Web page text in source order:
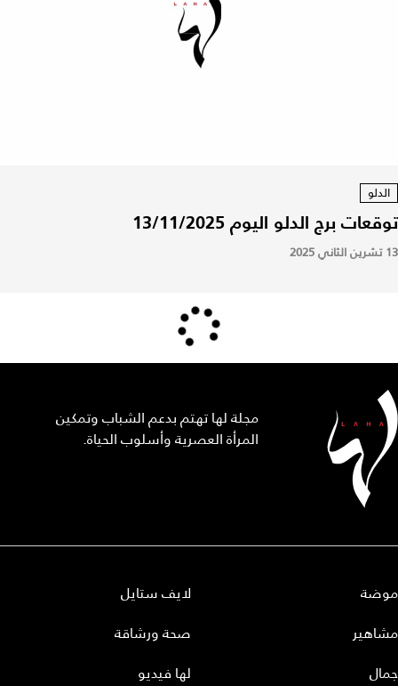
الدلو
توقعات برج الدلو اليوم 13/11/2025
13 تشرين الثاني 2025
مجلة لها تهتم بدعم الشباب وتمكين
المرأة العصرية وأسلوب الحياة.
موضة
مشاهير
جمال
لايف ستايل
صحة ورشاقة
لها فيديو